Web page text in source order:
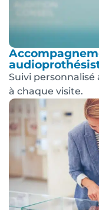
Suivi
à chaque visite.